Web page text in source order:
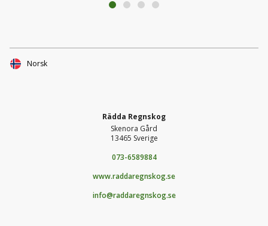
planterar träd, vilket gör alla engagerade i skogens
och gärna överträffa målet! 100 kr räcker till 50 träd.Läs mer
om Mabinju
Rädda Regnskog
Skenora Gård
13465 Sverige
073-6589884
www.raddaregnskog.se
info@raddaregnskog.se
Norsk